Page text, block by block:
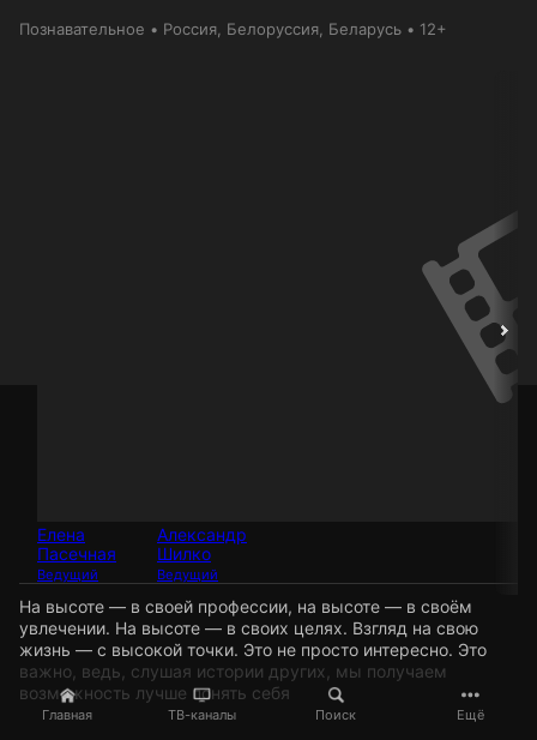
Главная ТВ-каналы Поиск Ещё
Познавательное Россия , Белоруссия , Беларусь 12+
Елена
Пасечная
Ведущий
Александр
Шилко
Ведущий
На высоте — в своей профессии, на высоте — в своём
увлечении. На высоте — в своих целях. Взгляд на свою
жизнь — с высокой точки. Это не просто интересно. Это
важно, ведь, слушая истории других, мы получаем
возможность лучше понять себя